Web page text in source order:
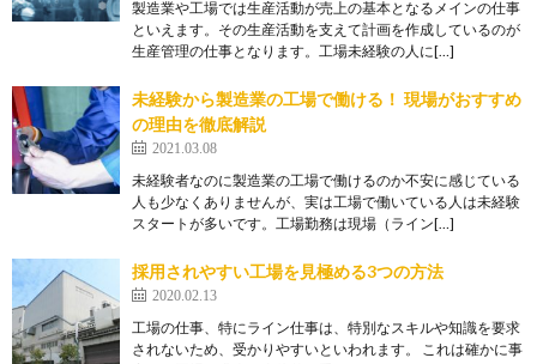
製造業や工場では生産活動が売上の基本となるメインの仕事
といえます。その生産活動を支えて計画を作成しているのが
生産管理の仕事となります。工場未経験の人に[…]
未経験から製造業の工場で働ける！ 現場がおすすめ
の理由を徹底解説
2021.03.08
未経験者なのに製造業の工場で働けるのか不安に感じている
人も少なくありませんが、実は工場で働いている人は未経験
スタートが多いです。工場勤務は現場（ライン[…]
採用されやすい工場を見極める3つの方法
2020.02.13
工場の仕事、特にライン仕事は、特別なスキルや知識を要求
されないため、受かりやすいといわれます。 これは確かに事